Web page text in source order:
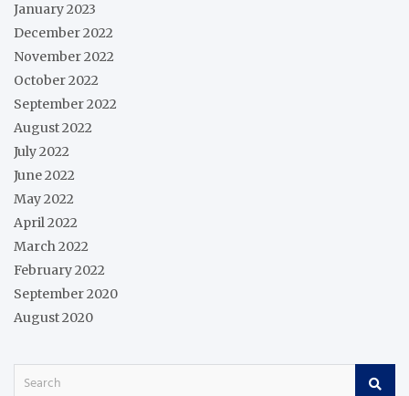
January 2023
December 2022
November 2022
October 2022
September 2022
August 2022
July 2022
June 2022
May 2022
April 2022
March 2022
February 2022
September 2020
August 2020